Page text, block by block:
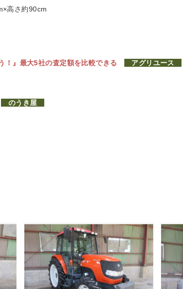
高さ約90cm
！』 最大5社の査定額を比較できる
アグリユース
のうき屋